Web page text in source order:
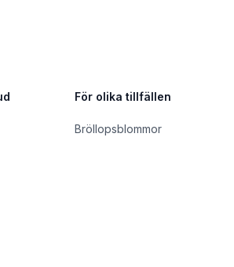
För olika tillfällen
Bröllopsblommor